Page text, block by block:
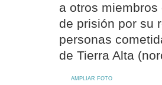
a otros
de prisión por su
personas
de Tierra Alta
AMPLIAR FOTO